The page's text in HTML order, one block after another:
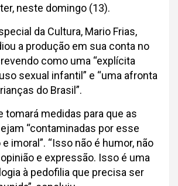
neste domingo (13).
da Cultura, Mario Frias,
a produção em sua conta no
como uma “explícita
sexual infantil” e “uma afronta
do Brasil”.
tomará medidas para que as
“contaminadas por esse
imoral”. “Isso não é humor, não
e expressão. Isso é uma
à pedofilia que precisa ser